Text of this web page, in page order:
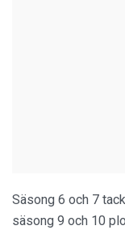
Säsong 6 och 7
säsong 9 och 10